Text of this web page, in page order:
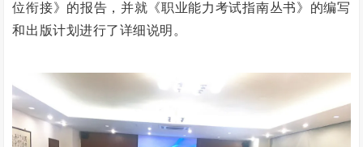
位衔接》的报告，并就《职业能力考试指南丛书》的编写
和出版计划进行了详细说明。